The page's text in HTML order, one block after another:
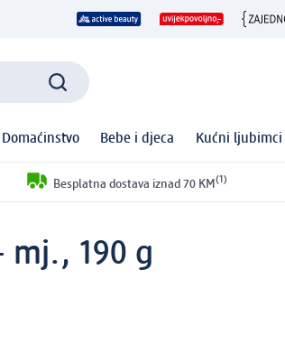
Domaćinstvo Bebe i djeca Kućni ljubimci
Besplatna dostava iznad 70 KM (1)
mj., 190 g